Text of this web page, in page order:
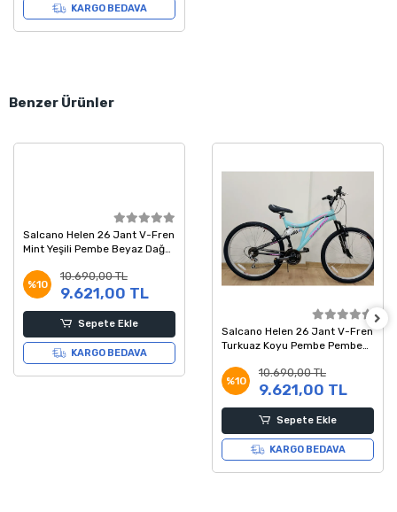
KARGO BEDAVA
Benzer Ürünler
Salcano Helen 26 Jant V-Fren
Mint Yeşili Pembe Beyaz Dağ
%10
10.690,00 TL
9.621,00 TL
Sepete Ekle
KARGO BEDAVA
Salcano Helen 26 Jant V-Fren
Turkuaz Koyu Pembe Pembe
%10
10.690,00 TL
9.621,00 TL
Sepete Ekle
KARGO BEDAVA